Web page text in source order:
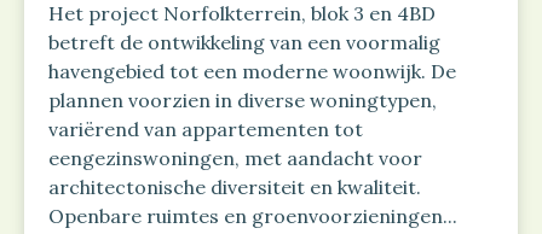
Het project Norfolkterrein, blok 3 en 4BD
betreft de ontwikkeling van een voormalig
havengebied tot een moderne woonwijk. De
plannen voorzien in diverse woningtypen,
variërend van appartementen tot
eengezinswoningen, met aandacht voor
architectonische diversiteit en kwaliteit.
Openbare ruimtes en groenvoorzieningen...